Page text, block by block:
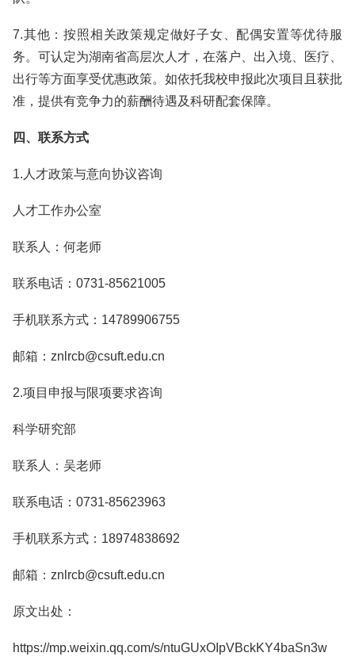
7.其他：按照相关政策规定做好子女、配偶安置等优待服
务。可认定为湖南省高层次人才，在落户、出入境、医疗、
出行等方面享受优惠政策。如依托我校申报此次项目且获批
准，提供有竞争力的薪酬待遇及科研配套保障。
四、联系方式
1.人才政策与意向协议咨询
人才工作办公室
联系人：何老师
联系电话：0731-85621005
手机联系方式：14789906755
邮箱：znlrcb@csuft.edu.cn
2.项目申报与限项要求咨询
科学研究部
联系人：吴老师
联系电话：0731-85623963
手机联系方式：18974838692
邮箱：znlrcb@csuft.edu.cn
原文出处：
https://mp.weixin.qq.com/s/ntuGUxOIpVBckKY4baSn3w